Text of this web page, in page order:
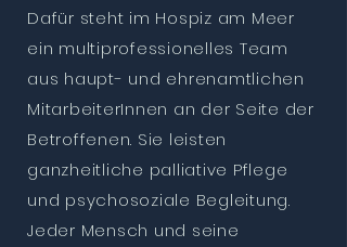
am
Meer
Dafür steht im Hospiz am Meer
ein multiprofessionelles Team
aus haupt- und ehrenamtlichen
MitarbeiterInnen an der Seite der
Betroffenen. Sie leisten
ganzheitliche palliative Pflege
und psychosoziale Begleitung.
Jeder Mensch und seine